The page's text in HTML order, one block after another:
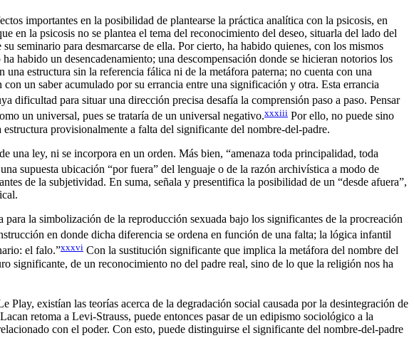
importantes en la posibilidad de plantearse la práctica analítica con la psicosis, en
en la psicosis no se plantea el tema del reconocimiento del deseo, situarla del lado del
seminario para desmarcarse de ella. Por cierto, ha habido quienes, con los mismos
habido un desencadenamiento; una descompensación donde se hicieran notorios los
estructura sin la referencia fálica ni de la metáfora paterna; no cuenta con una
un saber acumulado por su errancia entre una significación y otra. Esta errancia
dificultad para situar una dirección precisa desafía la comprensión paso a paso. Pensar
un universal, pues se trataría de un universal negativo.xxxiii Por ello, no puede sino
provisionalmente a falta del significante del nombre-del-padre.
una ley, ni se incorpora en un orden. Más bien, “amenaza toda principalidad, toda
supuesta ubicación “por fuera” del lenguaje o de la razón archivística a modo de
de la subjetividad. En suma, señala y presentifica la posibilidad de un “desde afuera”,
la simbolización de la reproducción sexuada bajo los significantes de la procreación
en donde dicha diferencia se ordena en función de una falta; la lógica infantil
el falo.”xxxvi Con la sustitución significante que implica la metáfora del nombre del
significante, de un reconocimiento no del padre real, sino de lo que la religión nos ha
existían las teorías acerca de la degradación social causada por la desintegración de
retoma a Levi-Strauss, puede entonces pasar de un edipismo sociológico a la
con el poder. Con esto, puede distinguirse el significante del nombre-del-padre